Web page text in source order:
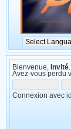
Bienvenue, Invité
Avez-vous perdu
Connexion avec